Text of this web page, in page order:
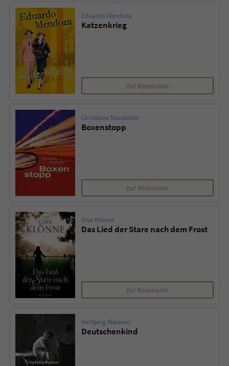
Eduardo Mendoza
Katzenkrieg
zur Rezension
Christiane Neudecker
Boxenstopp
zur Rezension
Gisa Klönne
Das Lied der Stare nach dem Frost
zur Rezension
Herbjørg Wassmo
Deutschenkind